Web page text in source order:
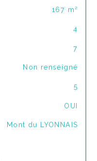
167 m²
4
7
Non renseigné
5
OUI
Mont du LYONNAIS